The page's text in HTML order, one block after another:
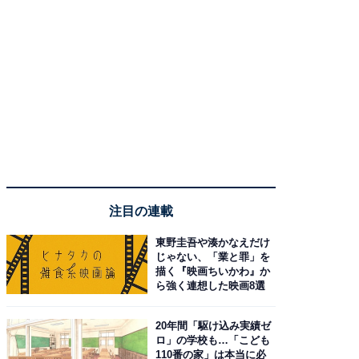
注目の連載
東野圭吾や湊かなえだけ
じゃない、「業と罪」を
描く『映画ちいかわ』か
ら強く連想した映画8選
20年間「駆け込み実績ゼ
ロ」の学校も…「こども
110番の家」は本当に必